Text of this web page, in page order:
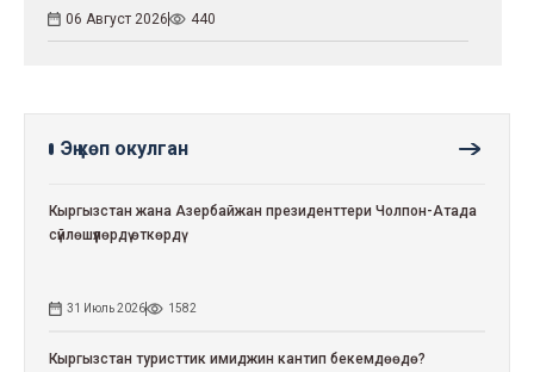
06 Август 2026 440
Эң көп окулган
Кыргызстан жана Азербайжан президенттери Чолпон-Атада
сүйлөшүүлөрдү өткөрдү
31 Июль 2026 1582
Кыргызстан туристтик имиджин кантип бекемдөөдө?